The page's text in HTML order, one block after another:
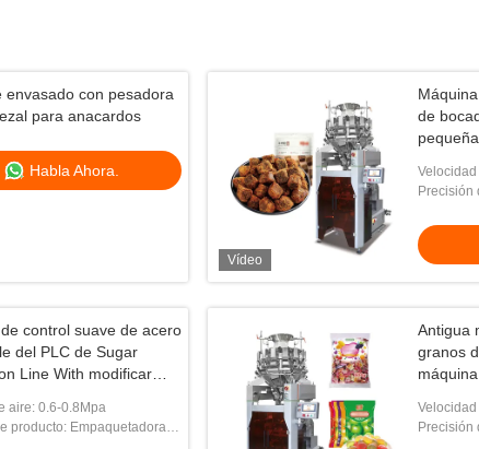
envasado con pesadora
para anacardos
Habla Ahora.
Vídeo
de
vertical
bolsas/
Precisión
control suave de acero
del PLC de Sugar
Line With modificar
aire: 0.6-0.8Mpa
producto: Empaquetadora
Antigua
granos
bolsas/
Precisión